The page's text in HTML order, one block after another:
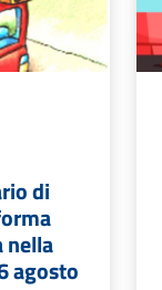
di
nella
agosto